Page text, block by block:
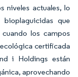
niveles actuales, lo
que
los campos
certificada
i Holdings están
aprovechando